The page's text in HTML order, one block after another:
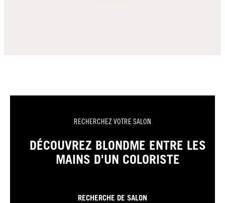
RECHERCHEZ VOTRE SALON
DÉCOUVREZ BLONDME ENTRE LES
MAINS D'UN COLORISTE
RECHERCHE DE SALON